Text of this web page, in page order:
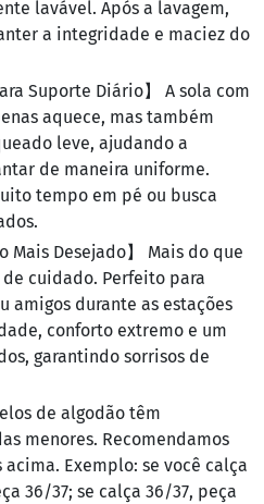
lavável. Após a lavagem,
a integridade e maciez do
Suporte Diário】 A sola com
aquece, mas também
leve, ajudando a
de maneira uniforme.
tempo em pé ou busca
Mais Desejado】 Mais do que
cuidado. Perfeito para
amigos durante as estações
conforto extremo e um
garantindo sorrisos de
de algodão têm
menores. Recomendamos
acima. Exemplo: se você calça
36/37; se calça 36/37, peça